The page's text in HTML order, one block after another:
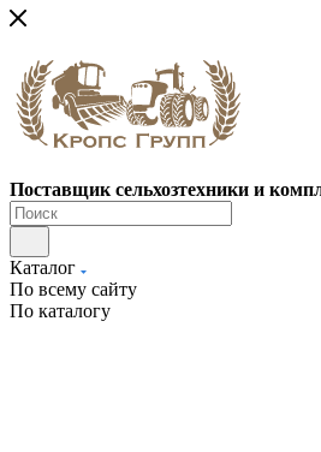
Поставщик сельхозтехники и
Каталог
По всему сайту
По каталогу